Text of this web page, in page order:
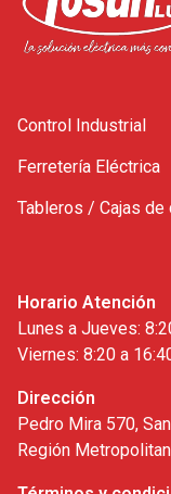
Control Industrial
Ferretería Eléctrica
Tableros / Cajas
Horario Atención
Lunes a Jueves:
Viernes: 8:20 a
Dirección
Pedro Mira 570,
Región